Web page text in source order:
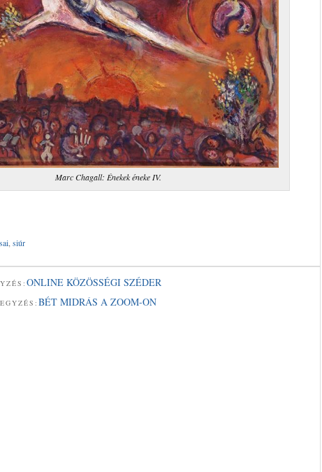
Marc Chagall: Énekek éneke IV.
siúr
ONLINE KÖZÖSSÉGI SZÉDER
BÉT MIDRÁS A ZOOM-ON